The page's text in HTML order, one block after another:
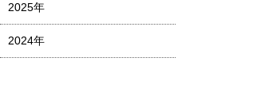
2025年
2024年